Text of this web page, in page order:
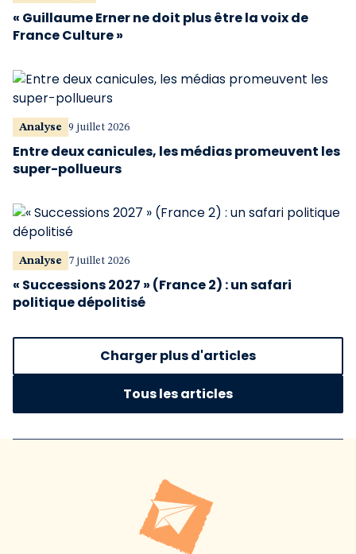
« Guillaume Erner ne doit plus être la voix de
France Culture »
Analyse 9 juillet 2026
Entre deux canicules, les médias promeuvent les
super-pollueurs
Analyse 7 juillet 2026
« Successions 2027 » (France 2) : un safari
politique dépolitisé
Charger plus d'articles
Tous les articles